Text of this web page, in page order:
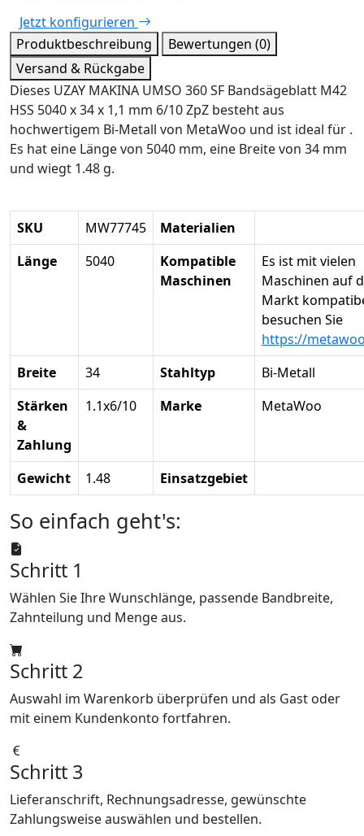
Jetzt konfigurieren
Produktbeschreibung
Bewertungen (0)
Versand & Rückgabe
Dieses UZAY MAKINA UMSO 360 SF Bandsägeblatt M42
HSS 5040 x 34 x 1,1 mm 6/10 ZpZ besteht aus
hochwertigem Bi-Metall von MetaWoo und ist ideal für .
Es hat eine Länge von 5040 mm, eine Breite von 34 mm
und wiegt 1.48 g.
SKU MW77745
Materialien
Länge
5040
Kompatible
Maschinen
Es ist mit vielen
Maschinen auf
Markt
besuchen Sie
https://
Breite
34 Stahltyp
Bi-Metall
Stärken
&
Zahlung
1.1x6/10 Marke MetaWoo
Gewicht 1.48 Einsatzgebiet
So einfach geht's:
Schritt 1
Wählen Sie Ihre Wunschlänge, passende Bandbreite,
Zahnteilung und Menge aus.
Schritt 2
Auswahl im Warenkorb überprüfen und als Gast oder
mit einem Kundenkonto fortfahren.
Schritt 3
Lieferanschrift, Rechnungsadresse, gewünschte
Zahlungsweise auswählen und bestellen.